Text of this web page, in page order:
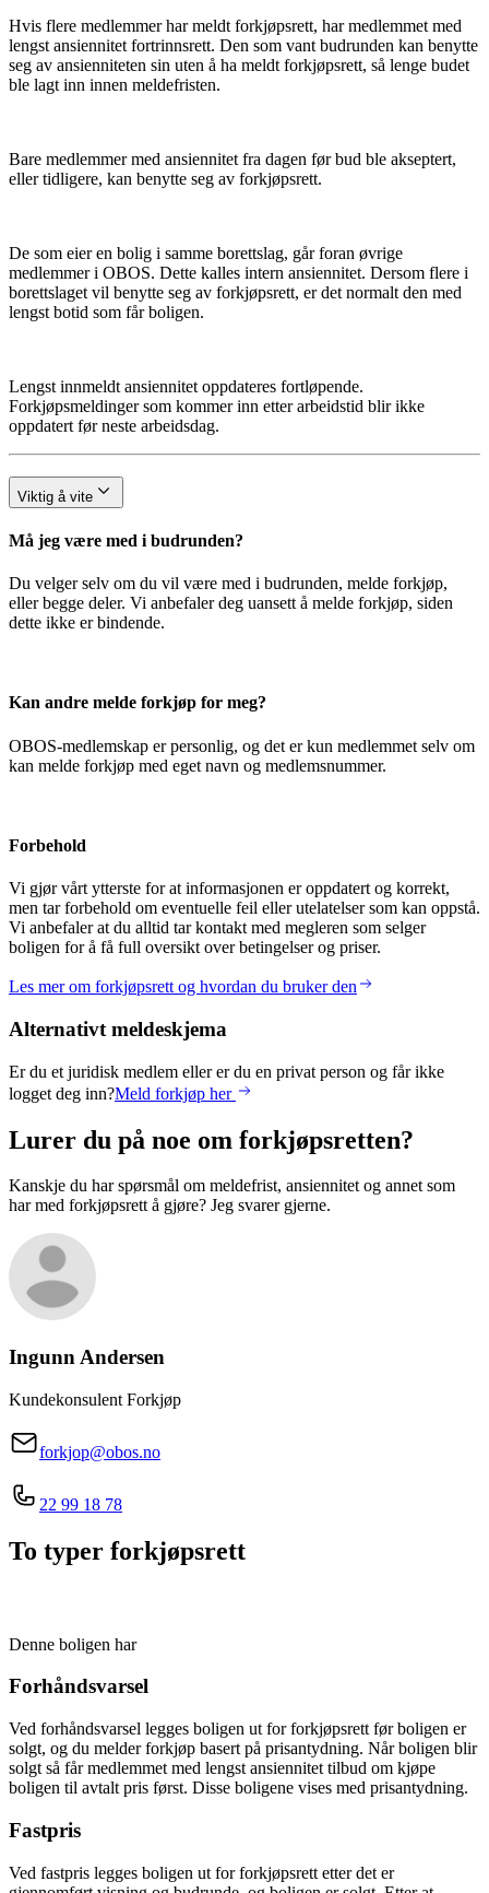
Hvis flere medlemmer har meldt forkjøpsrett, har medlemmet med
lengst ansiennitet fortrinnsrett. Den som vant budrunden kan benytte
seg av ansienniteten sin uten å ha meldt forkjøpsrett, så lenge budet
ble lagt inn innen meldefristen.
Bare medlemmer med ansiennitet fra dagen før bud ble akseptert,
eller tidligere, kan benytte seg av forkjøpsrett.
De som eier en bolig i samme borettslag, går foran øvrige
medlemmer i OBOS. Dette kalles intern ansiennitet. Dersom flere i
borettslaget vil benytte seg av forkjøpsrett, er det normalt den med
lengst botid som får boligen.
Lengst innmeldt ansiennitet oppdateres fortløpende.
Forkjøpsmeldinger som kommer inn etter arbeidstid blir ikke
oppdatert før neste arbeidsdag.
Viktig å vite
Må jeg være med i budrunden?
Du velger selv om du vil være med i budrunden, melde forkjøp,
eller begge deler. Vi anbefaler deg uansett å melde forkjøp, siden
dette ikke er bindende.
Kan andre melde forkjøp for meg?
OBOS-medlemskap er personlig, og det er kun medlemmet selv om
kan melde forkjøp med eget navn og medlemsnummer.
Forbehold
Vi gjør vårt ytterste for at informasjonen er oppdatert og korrekt,
men tar forbehold om eventuelle feil eller utelatelser som kan oppstå.
Vi anbefaler at du alltid tar kontakt med megleren som selger
boligen for å få full oversikt over betingelser og priser.
Les mer om forkjøpsrett og hvordan du bruker den
Alternativt meldeskjema
Er du et juridisk medlem eller er du en privat person og får ikke
logget deg inn?Meld forkjøp her
Lurer du på noe om forkjøpsretten?
Kanskje du har spørsmål om meldefrist, ansiennitet og annet som
har med forkjøpsrett å gjøre? Jeg svarer gjerne.
Ingunn Andersen
Kundekonsulent Forkjøp
forkjop@obos.no
22 99 18 78
To typer forkjøpsrett
Denne boligen har
Forhåndsvarsel
Ved forhåndsvarsel legges boligen ut for forkjøpsrett før boligen er
solgt, og du melder forkjøp basert på prisantydning. Når boligen blir
solgt så får medlemmet med lengst ansiennitet tilbud om kjøpe
boligen til avtalt pris først. Disse boligene vises med prisantydning.
Fastpris
Ved fastpris legges boligen ut for forkjøpsrett etter det er